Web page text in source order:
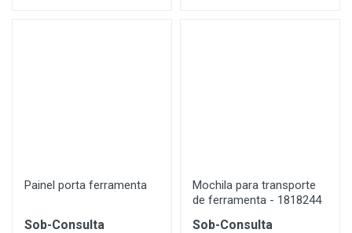
Painel porta ferramenta
Sob-Consulta
Mochila para transporte
de ferramenta - 1818244
Sob-Consulta